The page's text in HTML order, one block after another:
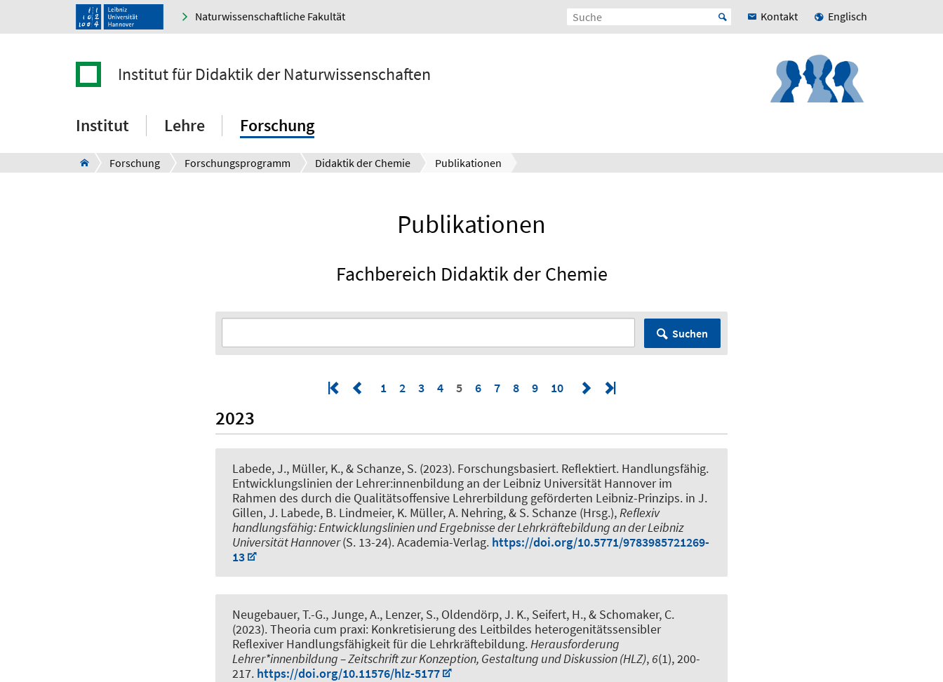
Naturwissenschaftliche Fakultät Kontakt Englisch
Institut für Didaktik der Naturwissenschaften
Institut Lehre Forschung
Forschung Forschungsprogramm Didaktik der Chemie Publikationen
Publikationen
Fachbereich Didaktik der Chemie
Suchen
1 2 3 4 5 6 7 8 9 10
2023
Labede, J., Müller, K., & Schanze, S. (2023). Forschungsbasiert. Reflektiert. Handlungsfähig.
Entwicklungslinien der Lehrer:innenbildung an der Leibniz Universität Hannover im
Rahmen des durch die Qualitätsoffensive Lehrerbildung geförderten Leibniz-Prinzips. in J.
Gillen, J. Labede, B. Lindmeier, K. Müller, A. Nehring, & S. Schanze (Hrsg.), Reflexiv
handlungsfähig: Entwicklungslinien und Ergebnisse der Lehrkräftebildung an der Leibniz
Universität Hannover(S. 13-24). Academia-Verlag. https://doi.org/10.5771/9783985721269-
13
Neugebauer, T.-G., Junge, A., Lenzer, S., Oldendörp, J. K., Seifert, H., & Schomaker, C.
(2023).Theoria cum praxi: Konkretisierung des Leitbildes heterogenitätssensibler
Reflexiver Handlungsfähigkeit für die Lehrkräftebildung.Herausforderung
Lehrer*innenbildung – Zeitschrift zur Konzeption, Gestaltung und Diskussion (HLZ), 6(1), 200-
217. https://doi.org/10.11576/hlz-5177